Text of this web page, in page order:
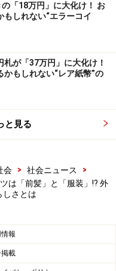
いって言われるけど、
は同じくらいです。世
さすぎるんだと思いま
さんは「レジの店員
でも声が小さいのに、
一部の場所で、『いら
。
を置く人がすごく多
せん。トイレの床と
のは衛生的にあり得
「18万円」に大化け！ お
しれない“エラーコイ
が「37万円」に大化け！
かもしれない“レア紙幣”の
と見る
会 > 社会ニュース
>
は「前髪」と「服装」!? 外
しさとは
報
掲載